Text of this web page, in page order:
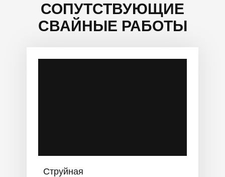
СОПУТСТВУЮЩИЕ
СВАЙНЫЕ РАБОТЫ
Струйная